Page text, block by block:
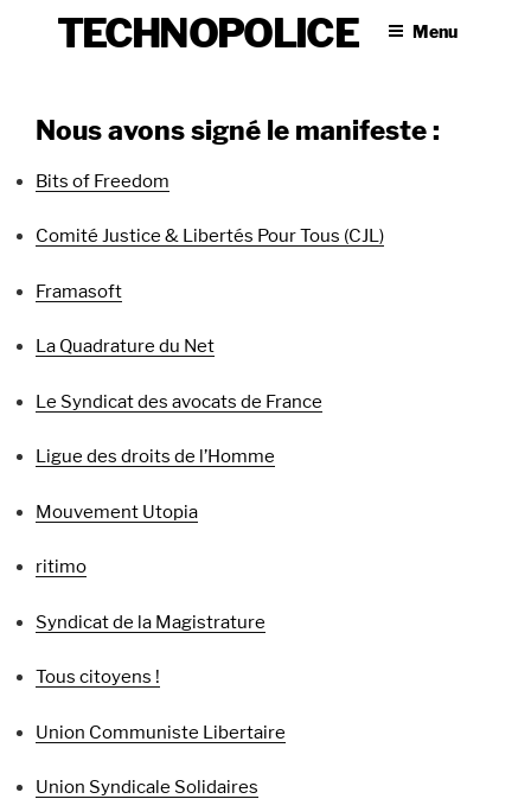
Menu
Nous avons signé le manifeste :
Bits of Freedom
Comité Justice & Libertés Pour Tous (CJL)
Framasoft
La Quadrature du Net
Le Syndicat des avocats de France
Ligue des droits de l’Homme
Mouvement Utopia
ritimo
Syndicat de la Magistrature
Tous citoyens !
Union Communiste Libertaire
Union Syndicale Solidaires